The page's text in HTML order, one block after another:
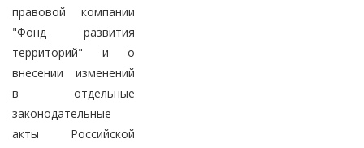
правовой компании
"Фонд развития
территорий" и о
внесении изменений
в отдельные
законодательные
акты Российской